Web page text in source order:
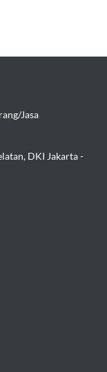
Jasa
DKI Jakarta -